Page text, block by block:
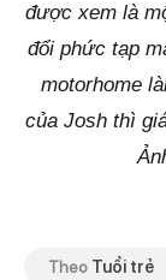
được xem là
đổi phức tạp
motorhome
của Josh thì
Theo Tuổi trẻ